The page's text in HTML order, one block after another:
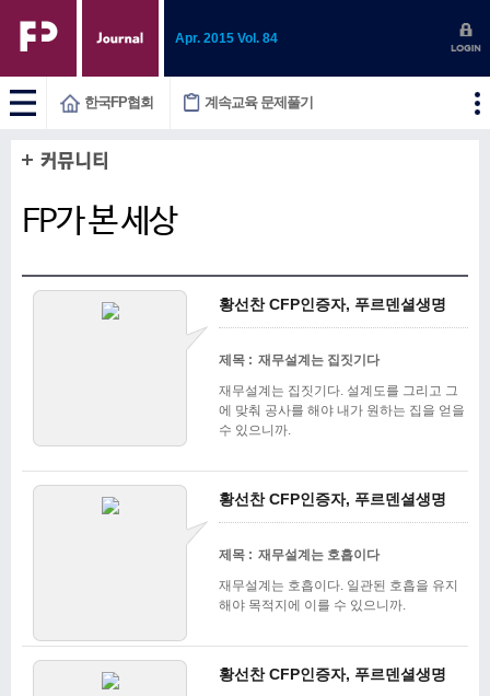
Content
Apr. 2015 Vol. 84
한국FP협회 계속교육 문제풀기
FP가 본 세상
황선찬 CFP인증자, 푸르덴셜생명
제목 : 재무설계는 집짓기다
재무설계는 집짓기다. 설계도를 그리고 그
에 맞춰 공사를 해야 내가 원하는 집을 얻을
수 있으니까.
황선찬 CFP인증자, 푸르덴셜생명
제목 : 재무설계는 호흡이다
재무설계는 호흡이다. 일관된 호흡을 유지
해야 목적지에 이를 수 있으니까.
황선찬 CFP인증자, 푸르덴셜생명